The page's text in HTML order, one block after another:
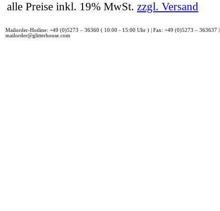
alle Preise inkl. 19% MwSt. zzgl. Versand
Mailorder-Hotline: +49 (0)5273 – 36360 ( 10:00 - 15:00 Uhr ) | Fax: +49 (0)5273 – 363637
mailorder@glitterhouse.com